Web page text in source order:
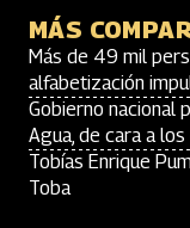
MÁS
Más de 49 mil
alfabetización
Gobierno nacional
Agua, de cara a
Tobías Enrique
Toba